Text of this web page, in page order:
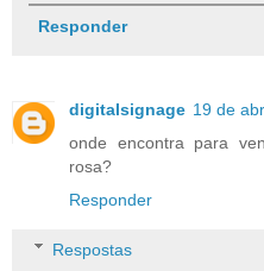
Responder
digitalsignage 19 de
onde encontra para
rosa?
Responder
Respostas